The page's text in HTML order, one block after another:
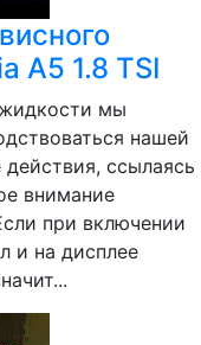
A5 1.8 TSI
мы
нашей
ссылаясь
внимание
при включении
и на дисплее